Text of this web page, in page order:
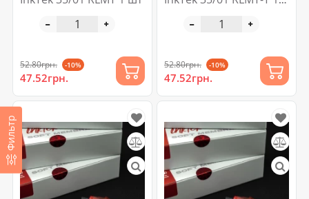
Фильтр
52.80грн. -10%
47.52грн.
52.80грн. -10%
47.52грн.